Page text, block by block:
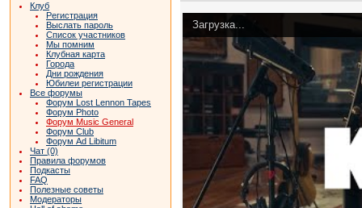
Клуб
Регистрация
Выслать пароль
Список участников
Мы помним
Клубная карта
Города
Дни рождения
Юбилеи регистрации
Все форумы
Форум Lost Lennon Tapes
Форум Photo
Форум Music General
Форум Club
Форум Ad Libitum
Чат (0)
Правила форумов
Подкасты
FAQ
Полезные советы
Модераторы
Загрузка...